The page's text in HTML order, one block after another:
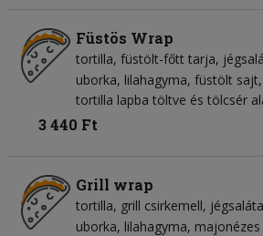
Füstös Wrap
tortilla füstölt-főtt tarja
uborka lilahagyma füstölt sajt
tortilla lapba töltve és tölcsér
3 440 Ft
Grill wrap
tortilla grill csirkemell jégsaláta
uborka lilahagyma